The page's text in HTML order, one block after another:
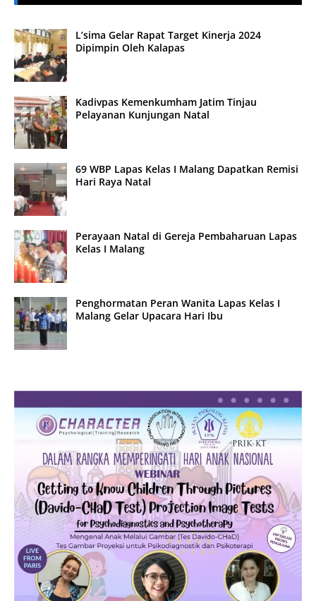
L’sima Gelar Rapat Target Kinerja 2024
Dipimpin Oleh Kalapas
Kadivpas Kemenkumham Jatim Tinjau
Pelayanan Kunjungan Natal
69 WBP Lapas Kelas I Malang Dapatkan Remisi
Hari Raya Natal
Perayaan Natal di Gereja Pembaharuan Lapas
Kelas I Malang
Penghormatan Peran Wanita Lapas Kelas I
Malang Gelar Upacara Hari Ibu